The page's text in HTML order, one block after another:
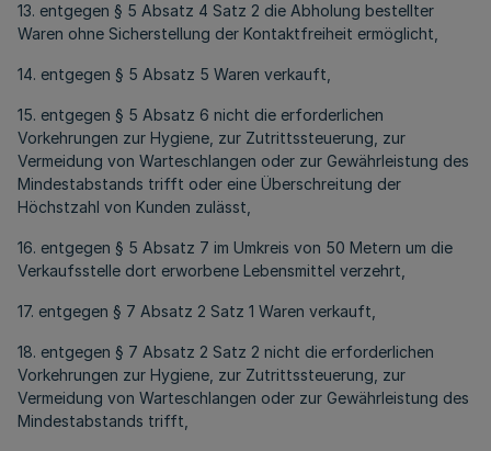
13. entgegen § 5 Absatz 4 Satz 2 die Abholung bestellter
Waren ohne Sicherstellung der Kontaktfreiheit ermöglicht,
14. entgegen § 5 Absatz 5 Waren verkauft,
15. entgegen § 5 Absatz 6 nicht die erforderlichen
Vorkehrungen zur Hygiene, zur Zutrittssteuerung, zur
Vermeidung von Warteschlangen oder zur Gewährleistung des
Mindestabstands trifft oder eine Überschreitung der
Höchstzahl von Kunden zulässt,
16. entgegen § 5 Absatz 7 im Umkreis von 50 Metern um die
Verkaufsstelle dort erworbene Lebensmittel verzehrt,
17. entgegen § 7 Absatz 2 Satz 1 Waren verkauft,
18. entgegen § 7 Absatz 2 Satz 2 nicht die erforderlichen
Vorkehrungen zur Hygiene, zur Zutrittssteuerung, zur
Vermeidung von Warteschlangen oder zur Gewährleistung des
Mindestabstands trifft,